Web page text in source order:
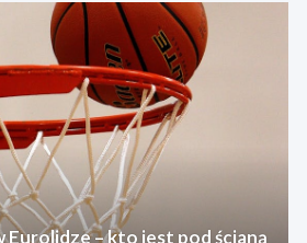
– kto jest pod ścianą